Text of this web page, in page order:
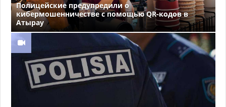
Полицейские предупредили о
кибермошенничестве с помощью QR-кодов в
Атырау